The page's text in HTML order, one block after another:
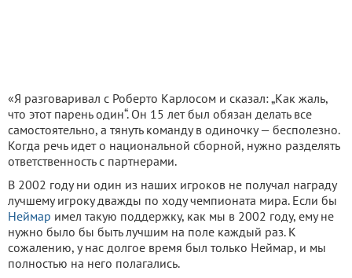
«Я разговаривал с Роберто Карлосом и сказал: „Как жаль,
что этот парень один“. Он 15 лет был обязан делать все
самостоятельно, а тянуть команду в одиночку — бесполезно.
Когда речь идет о национальной сборной, нужно разделять
ответственность с партнерами.
В 2002 году ни один из наших игроков не получал награду
лучшему игроку дважды по ходу чемпионата мира. Если бы
Неймар имел такую поддержку, как мы в 2002 году, ему не
нужно было бы быть лучшим на поле каждый раз. К
сожалению, у нас долгое время был только Неймар, и мы
полностью на него полагались.